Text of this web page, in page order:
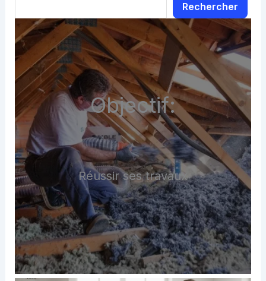
Rechercher
Objectif:
Réussir ses travaux